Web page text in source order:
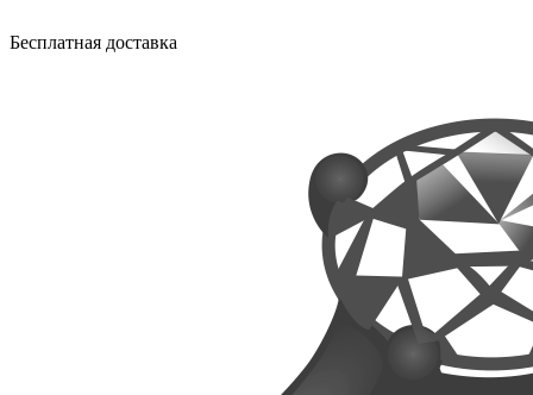
Бесплатная доставка